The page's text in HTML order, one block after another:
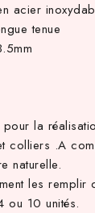
port en
acier
tenue
pour la
colliers .A
naturelle.
les remplir
ou 10 unités.